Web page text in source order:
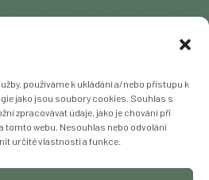
používáme k ukládání a/nebo přístupu k
jako jsou soubory cookies. Souhlas s
zpracovávat údaje, jako je chování při
tomto webu. Nesouhlas nebo odvolání
určité vlastnosti a funkce.